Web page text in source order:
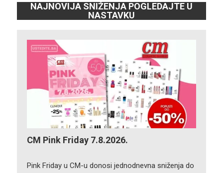
NAJNOVIJA SNIŽENJA POGLEDAJTE U
NASTAVKU
CM Pink Friday 7.8.2026.
Pink Friday u CM-u donosi jednodnevna sniženja do